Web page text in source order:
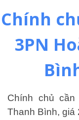
Chính
3PN
Chính chủ
Thanh Bình, giá